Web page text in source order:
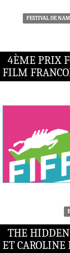
FESTIVAL DE
4ÈME PRIX
FILM
THE
ET CAROLINE